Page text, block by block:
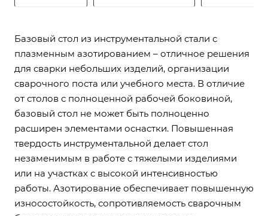
Базовый стол из инструментальной стали с
плазменным азотированием – отличное решения
для сварки небольших изделий, организации
сварочного поста или учебного места. В отличие
от столов с полноценной рабочей боковиной,
базовый стол не может быть полноценно
расширен элементами оснастки. Повышенная
твердость инструментальной делает стол
незаменимым в работе с тяжелыми изделиями
или на участках с высокой интенсивностью
работы. Азотирование обеспечивает повышенную
износостойкость, сопротивляемость сварочным